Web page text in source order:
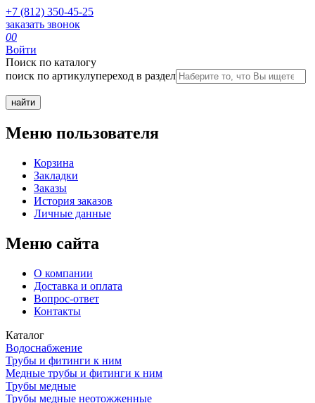
+7 (812) 350-45-25
заказать звонок
00
Войти
Поиск по каталогу
поиск по артикулупереход в раздел
Меню пользователя
Корзина
Закладки
Заказы
История заказов
Личные данные
Меню сайта
О компании
Доставка и оплата
Вопрос-ответ
Контакты
Каталог
Водоснабжение
Трубы и фитинги к ним
Медные трубы и фитинги к ним
Трубы медные
Трубы медные неотожженные